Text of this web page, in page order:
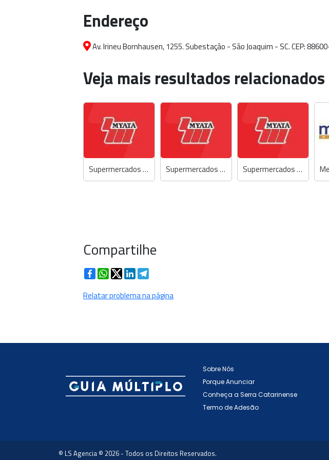
Endereço
Av. Irineu Bornhausen, 1255. Subestação - São Joaquim - SC. CEP:
Veja mais resultados relacionados
Supermercados Myatã Supermercados Myatã Supermercados Myatã
Compartilhe
FacebookWhatsApp
TwitterLinkedIn
Relatar problema na página
Sobre Nós
Porque Anunciar
Conheça a Serra Catarinense
Termo de Adesão
© LS Agencia © 2026 - Todos os Direitos Reservados.